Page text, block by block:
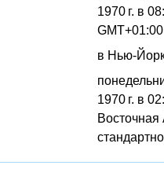
1970 г. в
GMT+01:00
в Нью-
1970 г. в